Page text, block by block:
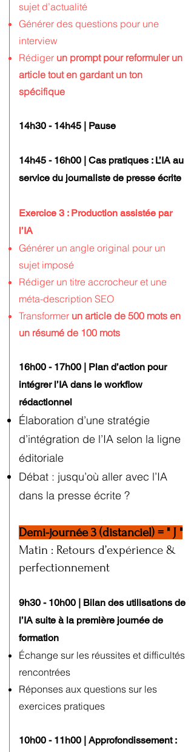
sujet d’actualité
Générer des questions pour une
interview
Rédiger un prompt pour reformuler un
article tout en gardant un ton
spécifique
14h30 - 14h45 | Pause
14h45 - 16h00 | Cas pratiques : L’IA au
service du journaliste de presse écrite
Exercice 3 : Production assistée par
l’IA
Générer un angle original pour un
sujet imposé
Rédiger un titre accrocheur et une
méta-description SEO
Transformer un article de 500 mots en
un résumé de 100 mots​
16h00 - 17h00 | Plan d’action pour
intégrer l’IA dans le workflow
rédactionnel
Élaboration d’une stratégie
d’intégration de l’IA selon la ligne
éditoriale
Débat : jusqu’où aller avec l’IA
dans la presse écrite ?
Demi-journée 3 (distanciel) = " J "
Matin : Retours d’expérience &
perfectionnement
9h30 - 10h00 | Bilan des utilisations de
l’IA suite à la première journée de
formation
Échange sur les réussites et difficultés
rencontrées
Réponses aux questions sur les
exercices pratiques​
10h00 - 11h00 | Approfondissement :